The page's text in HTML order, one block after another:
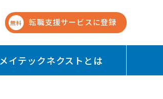
無料 転職支援サービスに登録
メイテックネクストとは